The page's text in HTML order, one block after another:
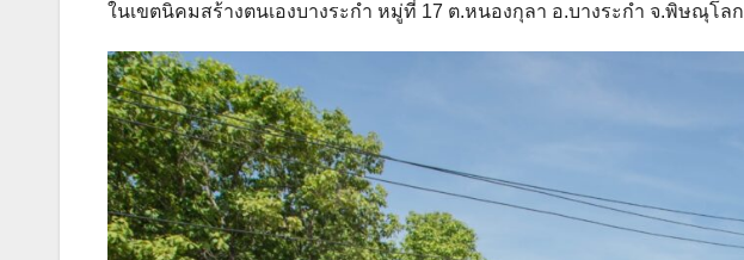
ในเขตนิคมสร้างตนเองบางระกำ หมู่ที่ 17 ต.หนองกุลา อ.บางระกำ จ.พิษณุโลก